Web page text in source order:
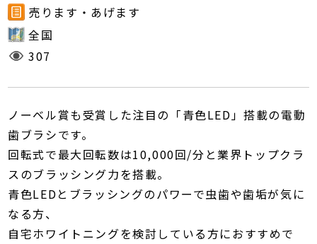
売ります・あげます
全国
307
ノーベル賞も受賞した注目の「青色LED」搭載の電動
歯ブラシです。
回転式で最大回転数は10,000回/分と業界トップクラ
スのブラッシング力を搭載。
青色LEDとブラッシングのパワーで虫歯や歯垢が気に
なる方、
自宅ホワイトニングを検討している方におすすめで